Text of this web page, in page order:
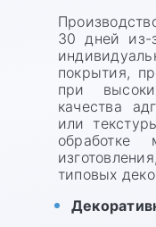
30 дней из-
покрытия,
при
качества
или
обработке
типовых